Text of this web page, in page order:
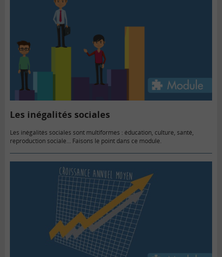
Les inégalités sociales
Les inégalités sociales sont multiformes : éducation, culture, santé,
reproduction sociale… Faisons le point dans ce module.